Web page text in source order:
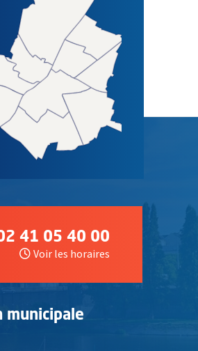
DE LA VILLE D'ANGERS
41 05 40 00
Voir les horaires
municipale